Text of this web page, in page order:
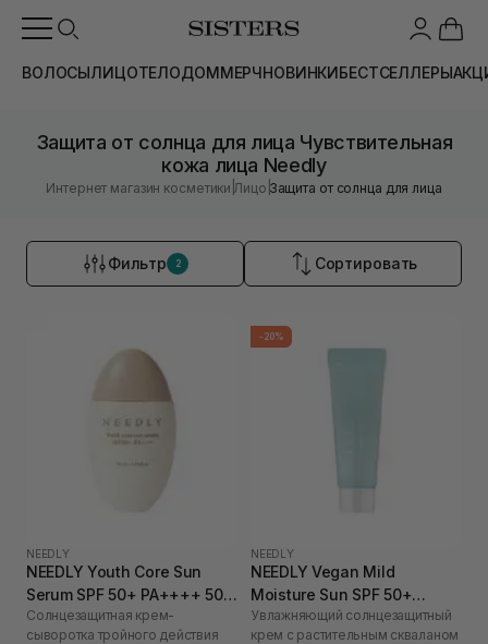
ВОЛОСЫЛИЦОТЕЛОДОММЕРЧНОВИНКИБЕСТСЕЛЛЕРЫ
Защита от солнца для лица Чувствительная
кожа лица Needly
Интернет магазин косметики |Лицо |Защита от солнца для лица
Фильтр 2 Сортировать
NEEDLY
NEEDLY Youth Core Sun
Serum SPF 50+ PA++++ 50
мл
Солнцезащитная крем-
сыворотка тройного действия
-20%
NEEDLY
NEEDLY Vegan Mild
Moisture Sun SPF 50+
PA++++ 10 мл
Увлажняющий солнцезащитный
крем с растительным скваланом